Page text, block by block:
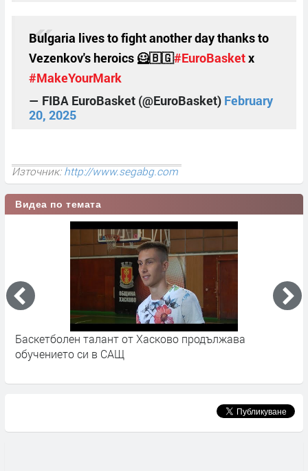
Bulgaria lives to fight another day thanks to
Vezenkov's heroics 🦸🇧🇬#EuroBasketx
#MakeYourMark
— FIBA EuroBasket (@EuroBasket) February
20, 2025
Източник:http://www.segabg.com
Видеа по темата
продължава
Станаха ясни и останалите 4
ученическите игри по баскетбол.